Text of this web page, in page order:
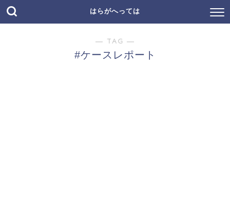
はらがへっては
― TAG ―
#ケースレポート